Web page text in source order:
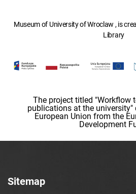
Museum of University of Wroclaw , is
Library
The project titled "Workflow
publications at the university"
European Union from the
Development
Sitemap